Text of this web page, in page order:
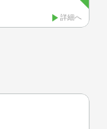
詳細へ